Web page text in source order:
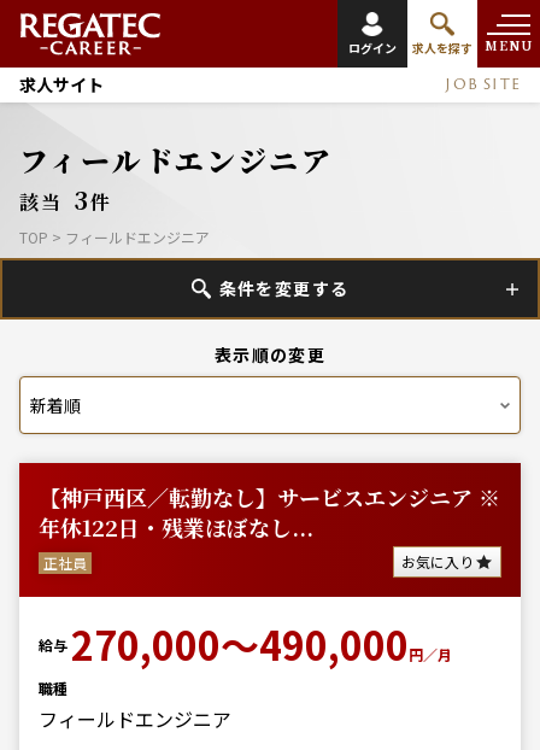
ログイン 求人を探す MENU
求人サイト JOB SITE
フィールドエンジニア
該当 3件
TOP > フィールドエンジニア
条件を変更する
表示順の変更
【神戸西区／転勤なし】サービスエンジニア ※
年休122日・残業ほぼなし...
正社員 お気に入り
給与 270,000～490,000円／月
職種
フィールドエンジニア